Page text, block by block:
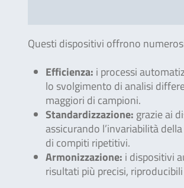
Questi dispositivi offrono
Efficienza: i processi
lo svolgimento di analisi
maggiori di campioni.
Standardizzazione: grazie ai
assicurando l’invariabilità
di compiti ripetitivi.
Armonizzazione: i dispositivi
risultati più precisi,